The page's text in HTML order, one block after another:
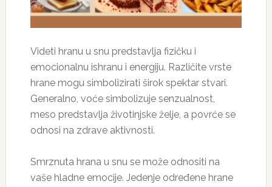
Videti hranu u snu predstavlja fizičku i
emocionalnu ishranu i energiju. Različite vrste
hrane mogu simbolizirati širok spektar stvari.
Generalno, voće simbolizuje senzualnost,
meso predstavlja životinjske želje, a povrće se
odnosi na zdrave aktivnosti.
Smrznuta hrana u snu se može odnositi na
vaše hladne emocije. Jedenje određene hrane